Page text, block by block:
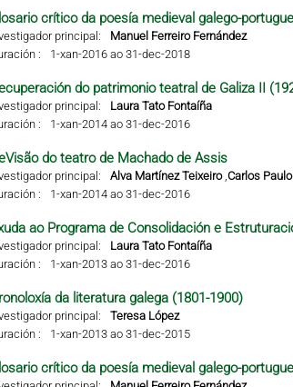
crítico da poesía medieval galego-
principal:
Manuel Ferreiro Fernández
:
1-xan-2016 ao 31-dec-2018
do patrimonio teatral de Galiza II
principal:
Laura Tato Fontaíña
:
1-xan-2014 ao 31-dec-2016
do teatro de Machado de Assis
principal: Alva Martínez Teixeiro,Carlos
:
1-xan-2014 ao 31-dec-2016
ao Programa de Consolidación e
principal:
Laura Tato Fontaíña
:
1-xan-2013 ao 31-dec-2016
da literatura galega (1801-1900)
principal:
Teresa López
:
1-xan-2013 ao 31-dec-2015
crítico da poesía medieval galego-